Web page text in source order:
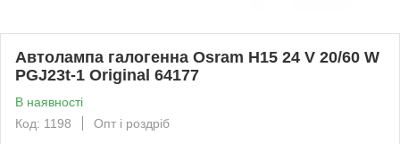
Автолампа галогенна Osram H15 24 V 20/60 W
PGJ23t-1 Original 64177
В наявності
Код: 1198
Опт і роздріб